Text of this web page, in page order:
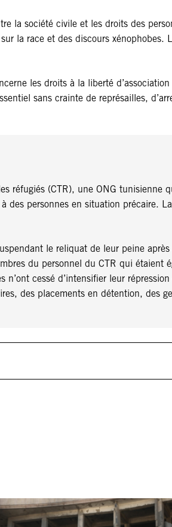
la société civile et les droits des
la race et des discours xénophobes.
les droits à la liberté d’association
sans crainte de représailles,
réfugiés (CTR), une ONG tunisienne
des personnes en situation précaire.
le reliquat de leur peine
du personnel du CTR qui étaient
cessé d’intensifier leur répression
des placements en détention, des